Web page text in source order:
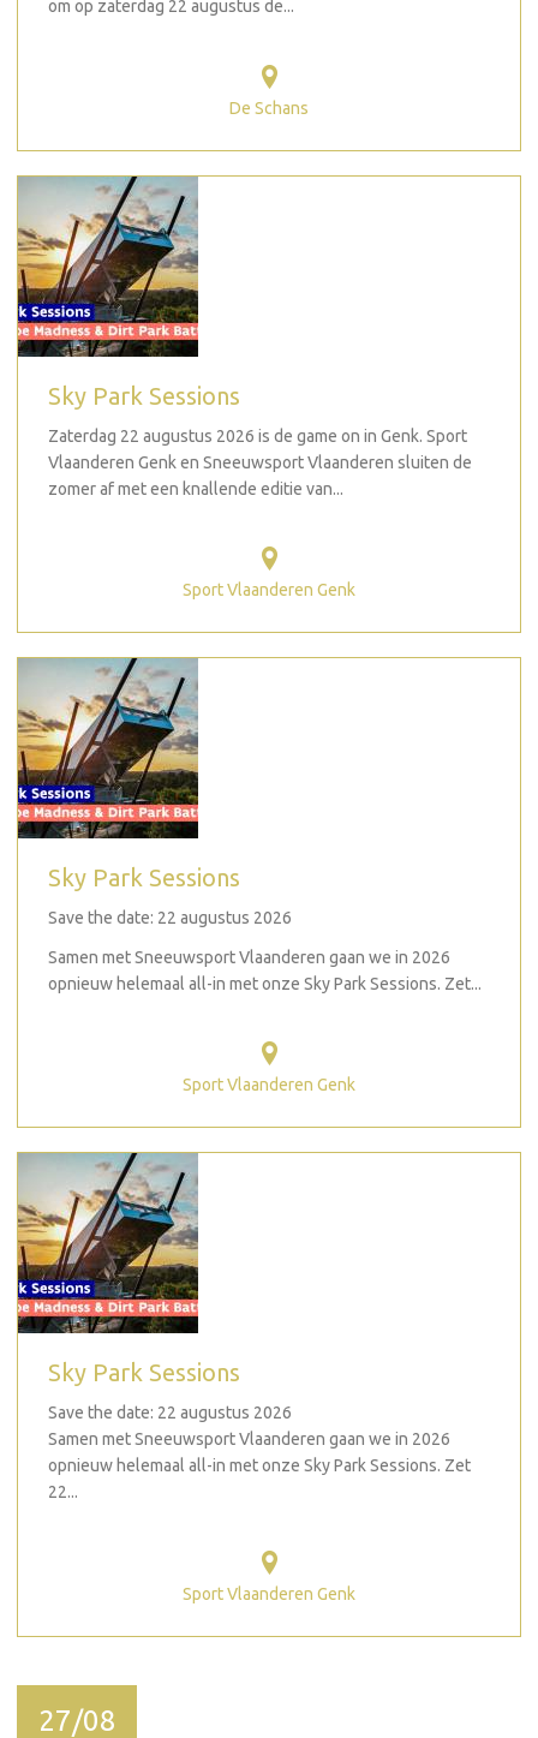
om op zaterdag 22 augustus de...
De Schans
Sky Park Sessions
Zaterdag 22 augustus 2026 is de game on in Genk. Sport
Vlaanderen Genk en Sneeuwsport Vlaanderen sluiten de
zomer af met een knallende editie van...
Sport Vlaanderen Genk
Sky Park Sessions
Save the date: 22 augustus 2026
Samen met Sneeuwsport Vlaanderen gaan we in 2026
opnieuw helemaal all-in met onze Sky Park Sessions. Zet...
Sport Vlaanderen Genk
Sky Park Sessions
Save the date: 22 augustus 2026
Samen met Sneeuwsport Vlaanderen gaan we in 2026
opnieuw helemaal all-in met onze Sky Park Sessions. Zet
22...
Sport Vlaanderen Genk
27/08